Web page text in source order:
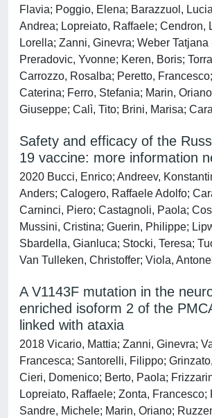
Flavia; Poggio, Elena; Barazzuol,
Andrea; Lopreiato, Raffaele; Cendron,
Lorella; Zanni, Ginevra; Weber
Preradovic, Yvonne; Keren, Boris;
Carrozzo, Rosalba; Peretto,
Caterina; Ferro, Stefania; Marin,
Giuseppe; Calì, Tito; Brini, Marisa;
Safety and efficacy of the
19 vaccine: more information
2020 Bucci, Enrico; Andreev,
Anders; Calogero, Raffaele Adolfo;
Carninci, Piero; Castagnoli, Paola;
Mussini, Cristina; Guerin, Philippe;
Sbardella, Gianluca; Stocki, Teresa;
Van Tulleken, Christoffer; Viola,
A V1143F mutation in the
enriched isoform 2 of the
linked with ataxia
2018 Vicario, Mattia; Zanni, Ginevra;
Francesca; Santorelli, Filippo;
Cieri, Domenico; Berto, Paola;
Lopreiato, Raffaele; Zonta, Francesco;
Sandre, Michele; Marin, Oriano;